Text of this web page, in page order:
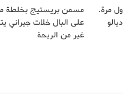
مرة.
مسمن بريستيج بخلطة
على البال خلات جيراني
غير من الريحة